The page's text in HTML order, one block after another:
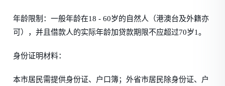
年龄限制：一般年龄在18 - 60岁的自然人（港澳台及外籍亦
可），并且借款人的实际年龄加贷款期限不应超过70岁1。
身份证明材料：
本市居民需提供身份证、户口簿；外省市居民除身份证、户